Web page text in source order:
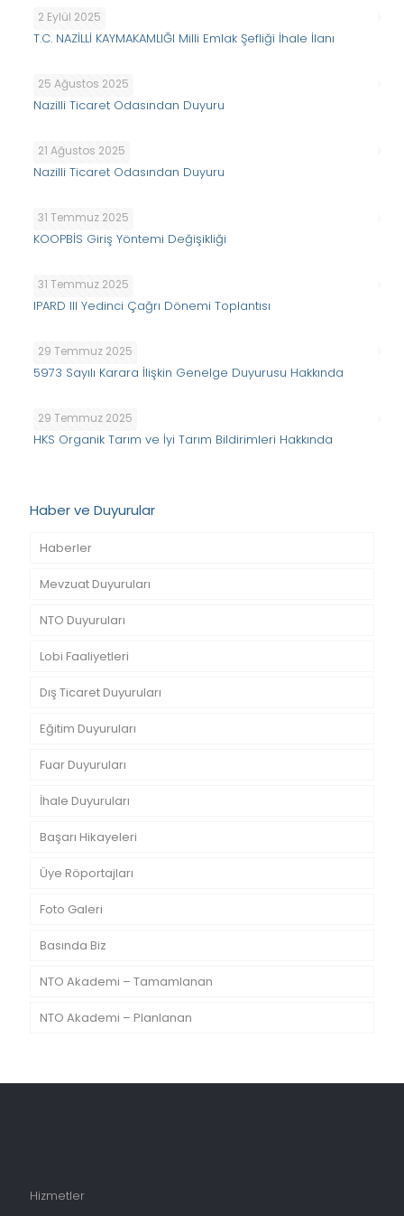
2 Eylül 2025
T.C. NAZİLLİ KAYMAKAMLIĞI Milli Emlak Şefliği İhale İlanı
25 Ağustos 2025
Nazilli Ticaret Odasından Duyuru
21 Ağustos 2025
Nazilli Ticaret Odasından Duyuru
31 Temmuz 2025
KOOPBİS Giriş Yöntemi Değişikliği
31 Temmuz 2025
IPARD III Yedinci Çağrı Dönemi Toplantısı
29 Temmuz 2025
5973 Sayılı Karara İlişkin Genelge Duyurusu Hakkında
29 Temmuz 2025
HKS Organik Tarım ve İyi Tarım Bildirimleri Hakkında
Haber ve Duyurular
Haberler
Mevzuat Duyuruları
NTO Duyuruları
Lobi Faaliyetleri
Dış Ticaret Duyuruları
Eğitim Duyuruları
Fuar Duyuruları
İhale Duyuruları
Başarı Hikayeleri
Üye Röportajları
Foto Galeri
Basında Biz
NTO Akademi – Tamamlanan
NTO Akademi – Planlanan
Hizmetler